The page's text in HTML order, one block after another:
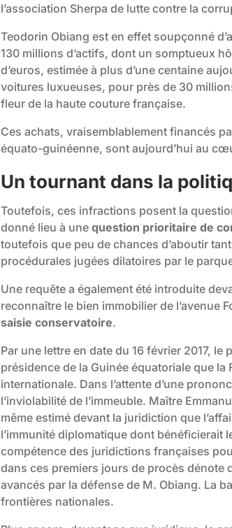
l’association Sherpa de lutte contre la
Teodorin Obiang est en effet soupçonné
130 millions d’actifs, dont un somptueux
d’euros, estimée à plus d’une centaine
voitures luxueuses, pour près de 30
fleur de la haute couture française.
Ces achats, vraisemblablement financés
équato-guinéenne, sont aujourd’hui au
Un tournant dans la
Toutefois, ces infractions posent la
donné lieu à une question prioritaire de
toutefois que peu de chances d’aboutir
procédurales jugées dilatoires par le
Une requête a également été introduite
reconnaître le bien immobilier de l’avenue
saisie conservatoire.
Par une lettre en date du 16 février 2017,
présidence de la Guinée équatoriale que
internationale. Dans l’attente d’une
l’inviolabilité de l’immeuble. Maître
même estimé devant la juridiction que
l’immunité diplomatique dont bénéficierait
compétence des juridictions françaises
dans ces premiers jours de procès dénote
avancés par la défense de M. Obiang. La
frontières nationales.